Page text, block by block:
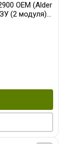
OEM (Alder
(2 модуля)/
256bit 3xDP